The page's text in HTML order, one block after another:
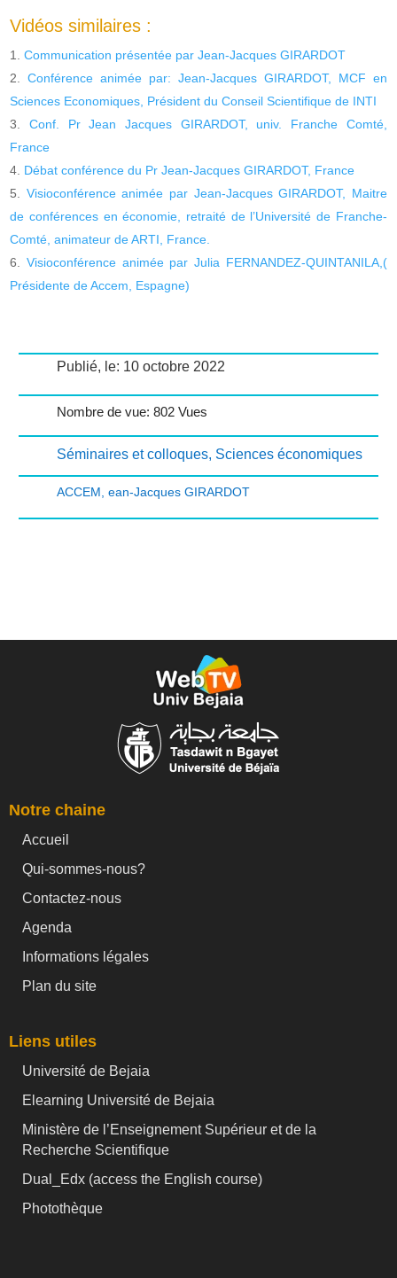
Vidéos similaires :
Communication présentée par Jean-Jacques GIRARDOT
Conférence animée par: Jean-Jacques GIRARDOT, MCF en
Sciences Economiques, Président du Conseil Scientifique de INTI
Conf. Pr Jean Jacques GIRARDOT, univ. Franche Comté,
France
Débat conférence du Pr Jean-Jacques GIRARDOT, France
Visioconférence animée par Jean-Jacques GIRARDOT, Maitre
de conférences en économie, retraité de l’Université de Franche-
Comté, animateur de ARTI, France.
Visioconférence animée par Julia FERNANDEZ-QUINTANILA,(
Présidente de Accem, Espagne)
Publié, le: 10 octobre 2022
Nombre de vue: 802 Vues
Séminaires et colloques, Sciences économiques
ACCEM ean-Jacques GIRARDOT
Notre chaine
Accueil
Qui-sommes-nous?
Contactez-nous
Agenda
Informations légales
Plan du site
Liens utiles
Université de Bejaia
Elearning Université de Bejaia
Ministère de l’Enseignement Supérieur et de la
Recherche Scientifique
Dual_Edx (access the English course)
Photothèque